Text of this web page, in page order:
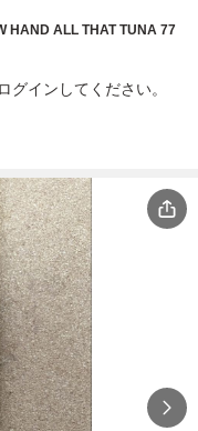
HAND ALL THAT TUNA 77
グインしてください。